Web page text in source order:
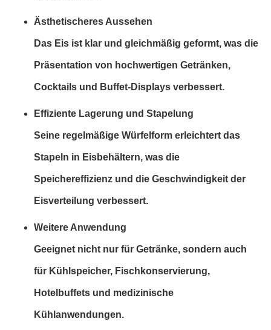
Ästhetischeres Aussehen
Das Eis ist klar und gleichmäßig geformt, was die
Präsentation von hochwertigen Getränken,
Cocktails und Buffet-Displays verbessert.
Effiziente Lagerung und Stapelung
Seine regelmäßige Würfelform erleichtert das
Stapeln in Eisbehältern, was die
Speichereffizienz und die Geschwindigkeit der
Eisverteilung verbessert.
Weitere Anwendung
Geeignet nicht nur für Getränke, sondern auch
für Kühlspeicher, Fischkonservierung,
Hotelbuffets und medizinische
Kühlanwendungen.